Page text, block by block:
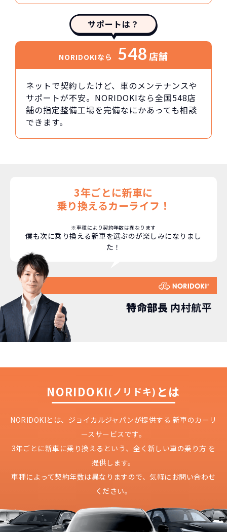
サポートは？
NORIDOKIなら 548 店舗
ネットで契約したけど、車のメンテナンスや
サポートが不安。NORIDOKIなら全国548店
舗の指定整備工場を完備なにかあっても相談
できます。
3年ごとに新車に
乗り換えるカーライフ！
※車種により契約年数は異なります
僕も次に乗り換える新車を選ぶのが楽しみになりまし
た！
特命部長 内村航平
NORIDOKI(ノリドキ) とは
NORIDOKIとは、ジョイカルジャパンが提供する 新車のカーリ
ースサービスです。
3年ごとに新車に乗り換えるという、 全く新しい車の乗り方 を
提供します。
車種によって契約年数は異なりますので、気軽にお問い合わせ
ください。
どこよりも安くご契約いただけます！
NORIDOKIは高残価設定を実現！
安さの秘密
高残価設定を実現！
低価格が可能に！
短期間だから安心！
NORIDOKIなら短期リースでも安いんです！
故障リスクが 非常に低い
3年以内の契約なので、故障リスクが非常
に少なくなります。例え故障してもメーカ
月々定額料金で安心
NORIDOKIなら頭金・ボーナス払い・諸経費・税
新車購入時の税金や
諸費用などが不要
車を購入する場合、購入時に｢登録時諸費
用｣や「各種税金」は車両本体以外にかか